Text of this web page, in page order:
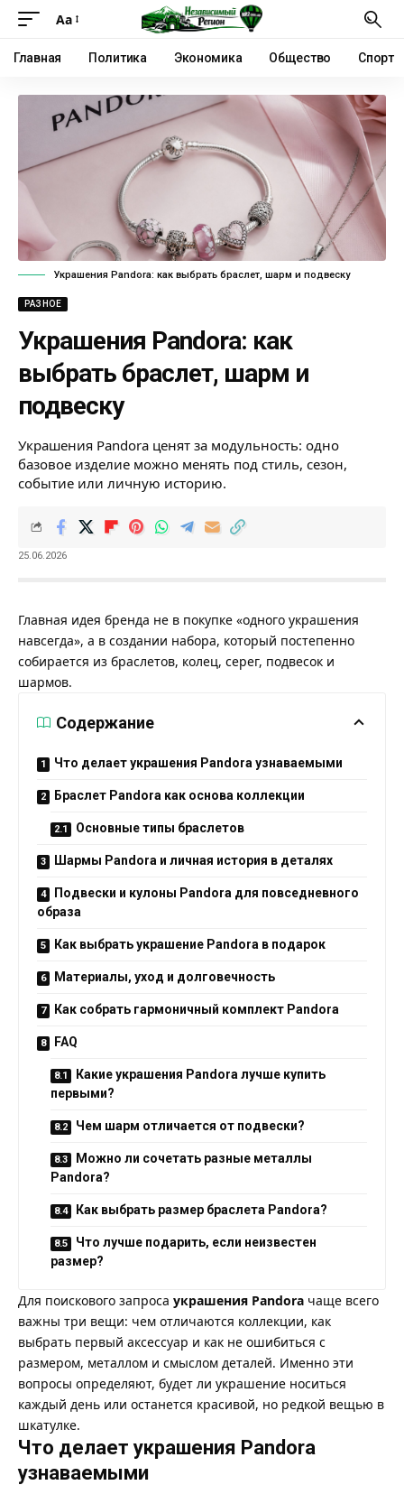
Аа
Главная Политика Экономика Общество Спорт
Украшения Pandora: как выбрать браслет, шарм и подвеску
РАЗНОЕ
Украшения Pandora: как
выбрать браслет, шарм и
подвеску
Украшения Pandora ценят за модульность: одно
базовое изделие можно менять под стиль, сезон,
событие или личную историю.
25.06.2026
Главная идея бренда не в покупке «одного украшения
навсегда», а в создании набора, который постепенно
собирается из браслетов, колец, серег, подвесок и
шармов.
Содержание
Что делает украшения Pandora узнаваемыми
Браслет Pandora как основа коллекции
Основные типы браслетов
Шармы Pandora и личная история в деталях
Подвески и кулоны Pandora для повседневного
образа
Как выбрать украшение Pandora в подарок
Материалы, уход и долговечность
Как собрать гармоничный комплект Pandora
FAQ
Какие украшения Pandora лучше купить
первыми?
Чем шарм отличается от подвески?
Можно ли сочетать разные металлы
Pandora?
Как выбрать размер браслета Pandora?
Что лучше подарить, если неизвестен
размер?
Для поискового запроса украшения Pandora чаще всего
важны три вещи: чем отличаются коллекции, как
выбрать первый аксессуар и как не ошибиться с
размером, металлом и смыслом деталей. Именно эти
вопросы определяют, будет ли украшение носиться
каждый день или останется красивой, но редкой вещью в
шкатулке.
Что делает украшения Pandora
узнаваемыми